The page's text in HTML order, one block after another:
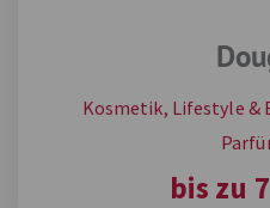
Kosmetik, Lifestyle &
bis zu 7